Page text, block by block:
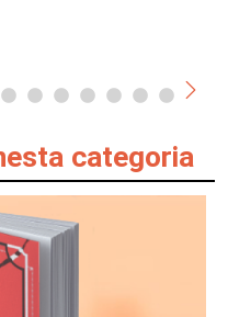
categoria